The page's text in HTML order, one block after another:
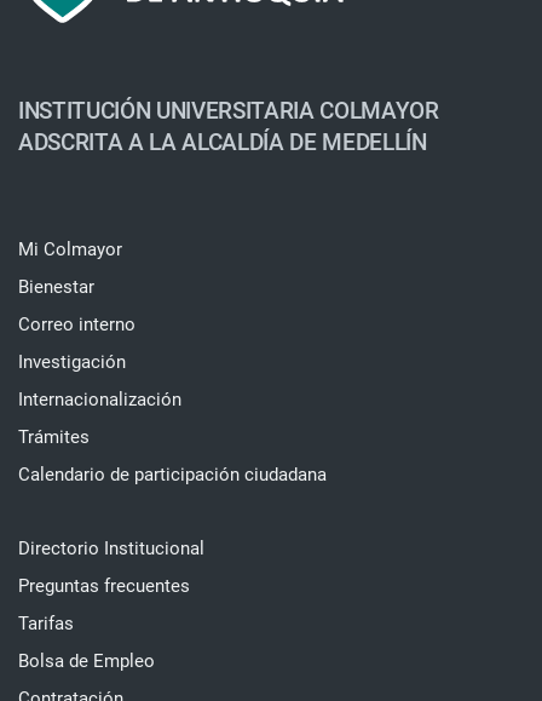
INSTITUCIÓN UNIVERSITARIA COLMAYOR
ADSCRITA A LA ALCALDÍA DE MEDELLÍN
Mi Colmayor
Bienestar
Correo interno
Investigación
Internacionalización
Trámites
Calendario de participación ciudadana
Directorio Institucional
Preguntas frecuentes
Tarifas
Bolsa de Empleo